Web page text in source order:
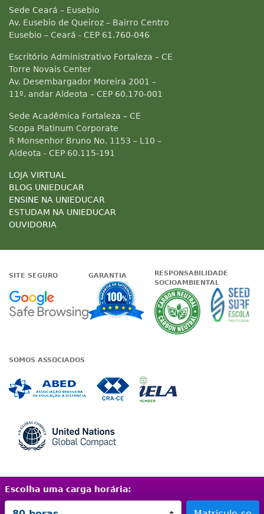
Escolha uma carga horária:
Sede Ceará – Eusebio
Av. Eusebio de Queiroz – Bairro Centro
Eusebio – Ceará - CEP 61.760-046
Escritório Administrativo Fortaleza – CE
Torre Novais Center
Av. Desembargador Moreira 2001 –
11º. andar Aldeota – CEP 60.170-001
Sede Acadêmica Fortaleza – CE
Scopa Platinum Corporate
R Monsenhor Bruno No. 1153 – L10 –
Aldeota - CEP 60.115-191
LOJA VIRTUAL
BLOG UNIEDUCAR
ENSINE NA UNIEDUCAR
ESTUDAM NA UNIEDUCAR
OUVIDORIA
SITE SEGURO
Google - Status do site no
GARANTIA
Garantia de
RESPONSABILIDADE
SOCIOAMBIENTAL
A
SOMOS ASSOCIADOS
Termos de uso Política de privacidade